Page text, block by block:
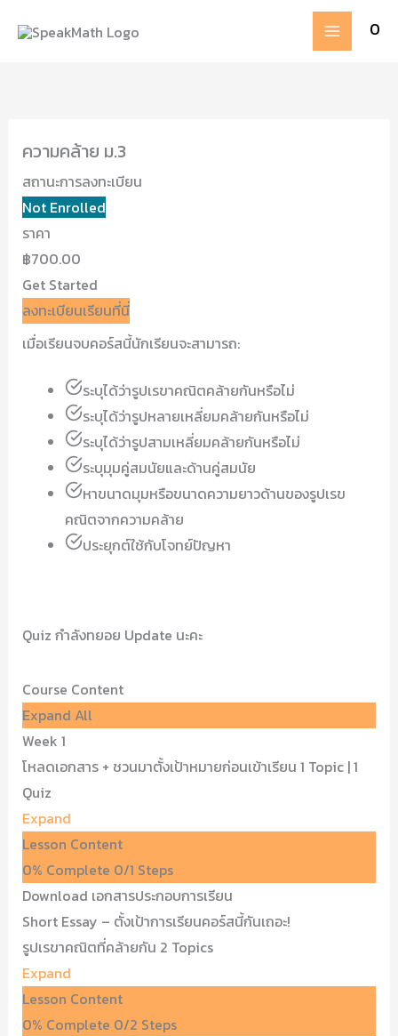
MAIN
MENU
0
ความคล้าย ม.3
สถานะการลงทะเบียน
Not Enrolled
ราคา
฿700.00
Get Started
ลงทะเบียนเรียนที่นี่
เมื่อเรียนจบคอร์สนี้นักเรียนจะสามารถ:
ระบุได้ว่ารูปเรขาคณิตคล้ายกันหรือไม่
ระบุได้ว่ารูปหลายเหลี่ยมคล้ายกันหรือไม่
ระบุได้ว่ารูปสามเหลี่ยมคล้ายกันหรือไม่
ระบุมุมคู่สมนัยและด้านคู่สมนัย
หาขนาดมุมหรือขนาดความยาวด้านของรูปเรข
คณิตจากความคล้าย
ประยุกต์ใช้กับโจทย์ปัญหา
Quiz กำลังทยอย Update นะคะ
Course Content
Expand All
Week 1
โหลดเอกสาร + ชวนมาตั้งเป้าหมายก่อนเข้าเรียน 1 Topic |1
Quiz
Expand
Lesson Content
0% Complete 0/1 Steps
Download เอกสารประกอบการเรียน
Short Essay – ตั้งเป้าการเรียนคอร์สนี้กันเถอะ!
รูปเรขาคณิตที่คล้ายกัน 2 Topics
Expand
Lesson Content
0% Complete 0/2 Steps